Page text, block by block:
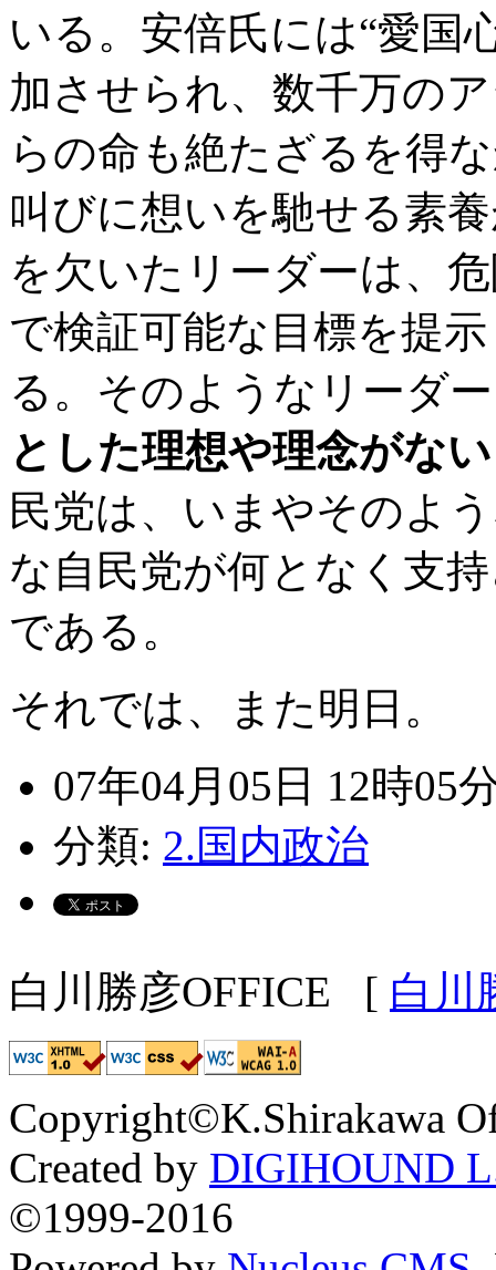
いる。安倍氏には“愛国
加させられ、数千万の
らの命も絶たざるを得
叫びに想いを馳せる素
を欠いたリーダーは、
で検証可能な目標を提
る。そのようなリーダ
とした理想や理念がな
民党は、いまやそのよ
な自民党が何となく支
である。
それでは、また明日。
07年04月05日 12時05
分類: 2.国内政治
白川勝彦OFFICE [ 白川
Copyright©K.Shirakawa
Created by DIGIHOUND
©1999-2016